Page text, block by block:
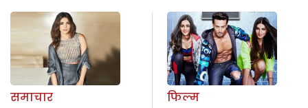
समाचार
फिल्म